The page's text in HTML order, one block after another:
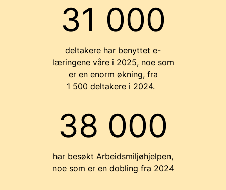
31 000
deltakere har benyttet e-
læringene vårei 2025, noe som
er en enorm økning, fra
1 500 deltakere i 2024.
38 000
har besøkt Arbeidsmiljøhjelpen,
noe som er en dobling fra 2024